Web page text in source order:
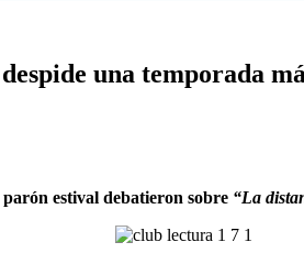
una temporada
estival debatieron sobre “La